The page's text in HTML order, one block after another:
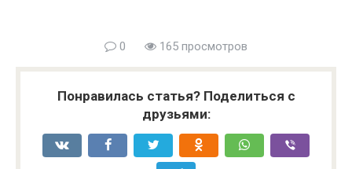
0 165 просмотров
Понравилась статья? Поделиться с
друзьями: